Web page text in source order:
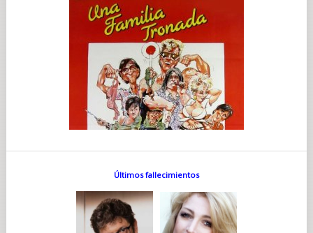
Últimos fallecimientos